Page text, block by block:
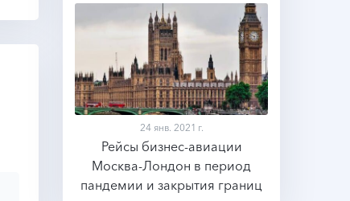
Подробнее
24 янв. 2021 г.
Рейсы бизнес-авиации
Москва-Лондон в период
пандемии и закрытия границ